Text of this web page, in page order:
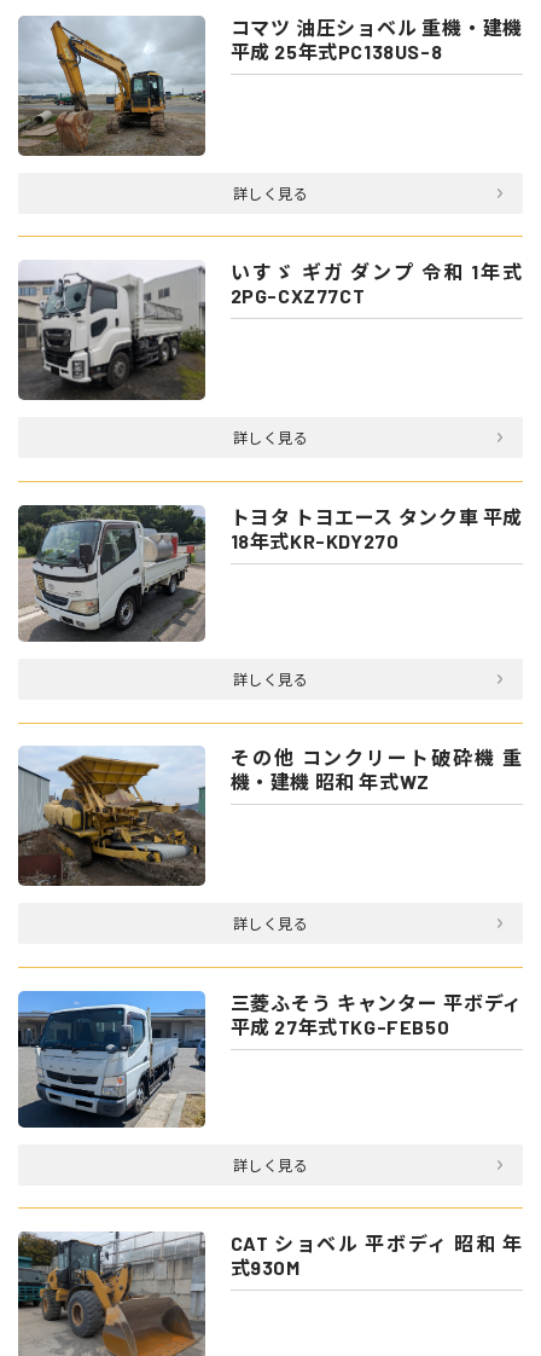
コマツ 油圧ショベル 重機・建機
平成 25年式PC138US-8
詳しく見る
いすゞ ギガ ダンプ 令和 1年式
2PG-CXZ77CT
詳しく見る
トヨタ トヨエース タンク車 平成
18年式KR-KDY270
詳しく見る
その他 コンクリート破砕機 重
機・建機 昭和 年式WZ
詳しく見る
三菱ふそう キャンター 平ボディ
平成 27年式TKG-FEB50
詳しく見る
CAT ショベル 平ボディ 昭和 年
式930M